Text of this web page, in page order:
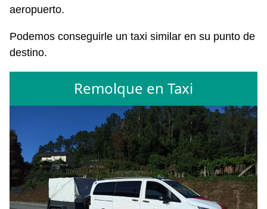
aeropuerto.
Podemos conseguirle un taxi similar en su punto de
destino.
Remolque en Taxi